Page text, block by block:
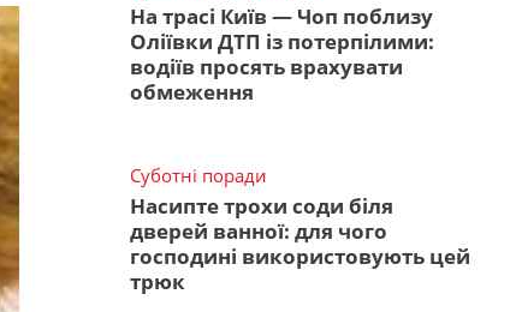
На трасі Київ — Чоп поблизу
Оліївки ДТП із потерпілими:
водіїв просять врахувати
обмеження
Суботні поради
Насипте трохи соди біля
дверей ванної: для чого
господині використовують цей
трюк